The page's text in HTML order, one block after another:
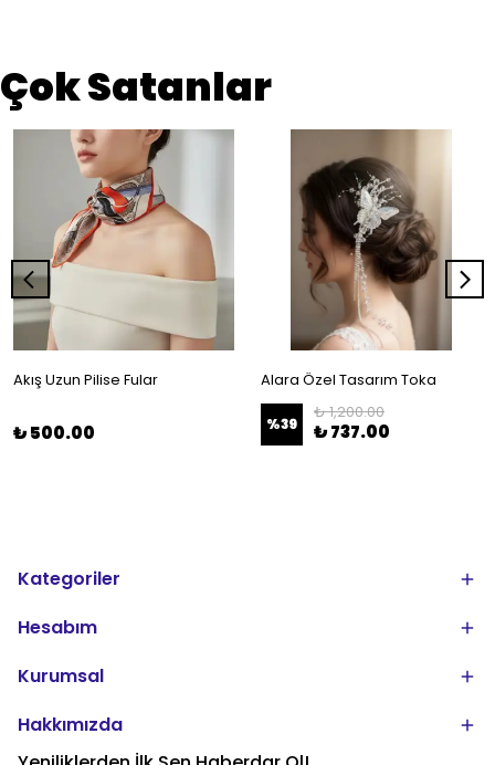
Çok Satanlar
Akış Uzun Pilise Fular
₺ 500.00
Alara Özel Tasarım Toka
%39
₺ 1,200.00
₺ 737.00
Kategoriler
Hesabım
Kurumsal
Hakkımızda